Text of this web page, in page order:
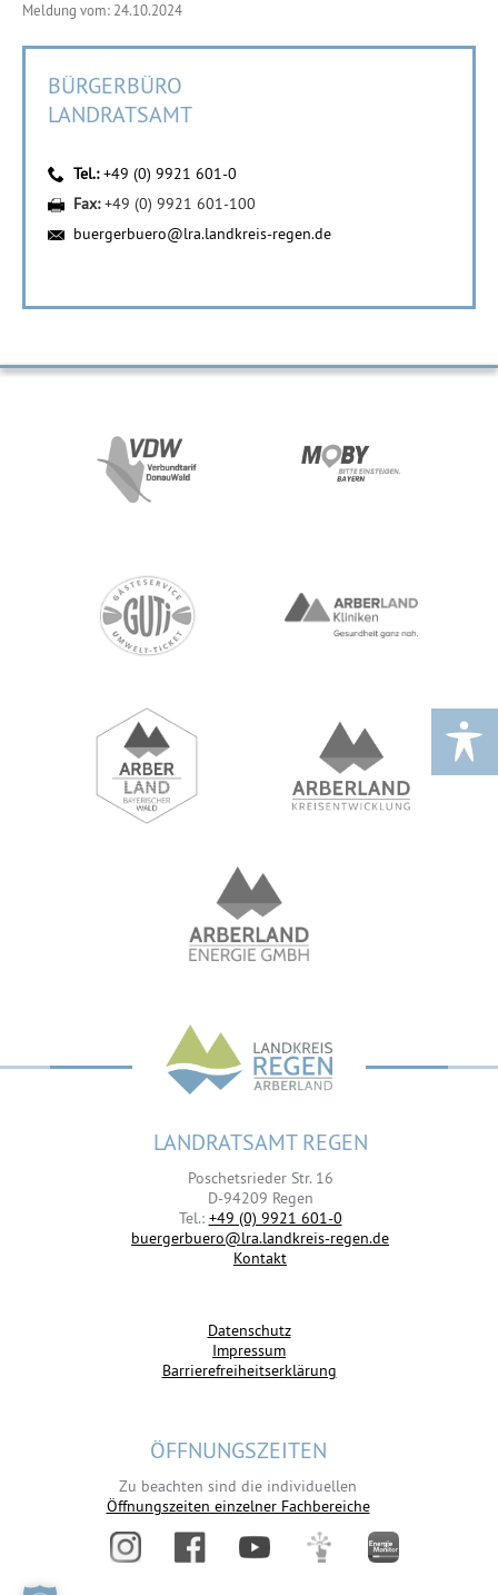
Meldung vom: 24.10.2024
BÜRGERBÜRO
LANDRATSAMT
Tel.:+49 (0) 9921 601-0
Fax:+49 (0) 9921 601-100
buergerbuero@lra.landkreis-regen.de
LANDRATSAMT REGEN
Poschetsrieder Str. 16
D-94209 Regen
Tel.: +49 (0) 9921 601-0
buergerbuero@lra.landkreis-regen.de
Kontakt
Datenschutz
Impressum
Barrierefreiheitserklärung
ÖFFNUNGSZEITEN
Zu beachten sind die individuellen
Öffnungszeiten einzelner Fachbereiche